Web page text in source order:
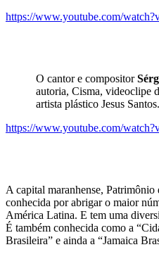
https://www.youtube.com/
O cantor e compositor
autoria, Cisma, videoclipe
artista plástico Jesus Santos.
https://www.youtube.com/
A capital maranhense,
conhecida por abrigar o maior
América Latina. E tem uma
É também conhecida como a
Brasileira” e ainda a “Jamaica